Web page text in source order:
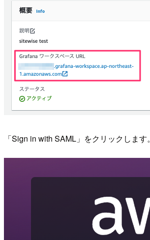
「Sign in with SAML」をクリックします。